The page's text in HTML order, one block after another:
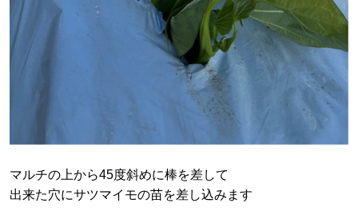
マルチの上から45度斜めに棒を差して
出来た穴にサツマイモの苗を差し込みます